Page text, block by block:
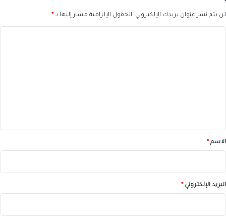
لن يتم نشر عنوان بريدك الإلكتروني. الحقول الإلزامية مشار إليها بـ *
*الاسم *
البريد الإلكتروني *